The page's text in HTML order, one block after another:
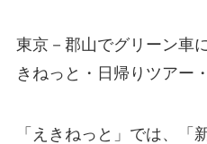
東京－郡山でグリーン車
きねっと・日帰りツアー
「えきねっと」では、「